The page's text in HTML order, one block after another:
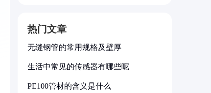
热门文章
无缝钢管的常用规格及壁厚
生活中常见的传感器有哪些呢
PE100管材的含义是什么